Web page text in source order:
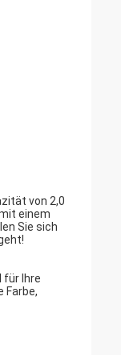
von 2,0
einem
Sie sich
für Ihre
Farbe,